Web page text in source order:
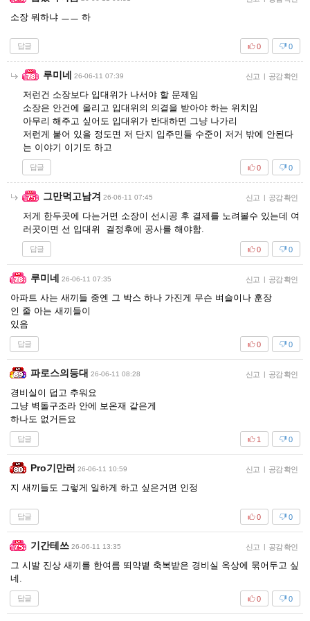
소장 뭐하냐 ㅡㅡ 하
답글 0
0
루미네 26-06-11 07:39 신고 공감 확인
저런건 소장보다 입대위가 나서야 할 문제임
소장은 안건에 올리고 입대위의 의결을 받아야 하는 위치임
아무리 해주고 싶어도 입대위가 반대하면 그냥 나가리
저런게 붙어 있을 정도면 저 단지 입주민들 수준이 저거 밖에 안된다
는 이야기 이기도 하고
답글 0
0
그만먹고남겨 26-06-11 07:45 신고 공감 확인
저게 한두곳에 다는거면 소장이 선시공 후 결제를 노려볼수 있는데 여
러곳이면 선 입대위 결정후에 공사를 해야함.
답글 0
0
루미네 26-06-11 07:35 신고 공감 확인
아파트 사는 새끼들 중엔 그 박스 하나 가진게 무슨 벼슬이나 훈장
인 줄 아는 새끼들이
있음
답글 0
0
파로스의등대 26-06-11 08:28 신고 공감 확인
경비실이 덥고 추워요
그냥 벽돌구조라 안에 보온재 같은게
하나도 없거든요
답글 0
1
Pro기만러 26-06-11 10:59 신고 공감 확인
지 새끼들도 그렇게 일하게 하고 싶은거면 인정
답글 0
0
기간테쓰 26-06-11 13:35 신고 공감 확인
그 시발 진상 새끼를 한여름 뙤약볕 축복받은 경비실 옥상에 묶어두고 싶
네.
답글 0
0